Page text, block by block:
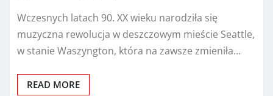
Wczesnych latach 90. XX wieku narodziła się
muzyczna rewolucja w deszczowym mieście Seattle,
w stanie Waszyngton, która na zawsze zmieniła…
READ MORE